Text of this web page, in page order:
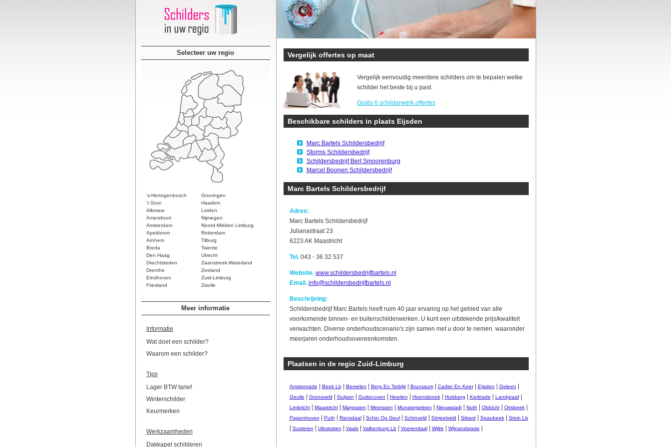
Selecteer uw regio
's-Hertogenbosch
Groningen
't Gooi
Haarlem
Alkmaar
Leiden
Amersfoort
Nijmegen
Amsterdam
Noord-Midden Limburg
Apeldoorn
Rotterdam
Arnhem
Tilburg
Breda
Twente
Den Haag
Utrecht
Drechtsteden
Zaanstreek-Waterland
Drenthe
Zeeland
Eindhoven
Zuid-Limburg
Friesland
Zwolle
Meer informatie
Informatie
Wat doet een schilder?
Waarom een schilder?
Tips
Lager BTW tarief
Winterschilder
Keurmerken
Werkzaamheden
Dakkapel schilderen
Vergelijk offertes op maat
Vergelijk eenvoudig meerdere schilders om te bepalen welke
schilder het beste bij u past.
Gratis 6 schilderwerk offertes
Beschikbare schilders in plaats Eijsden
Marc Bartels Schildersbedrijf
Storms Schildersbedrijf
Schildersbedrijf Bert Smoorenburg
Marcel Boonen Schildersbedrijf
Marc Bartels Schildersbedrijf
Adres:
Marc Bartels Schildersbedrijf
Julianastraat 23
6223 AK Maastricht
Tel.043 - 36 32 537
Website. www.schildersbedrijfbartels.nl
Email. info@schildersbedrijfbartels.nl
Beschrijving:
Schildersbedrijf Marc Bartels heeft ruim 40 jaar ervaring op het gebied van alle
voorkomende binnen- en buitenschilderwerken. U kunt een uitstekende prijs/kwaliteit
verwachten. Diverse onderhoudscenario's zijn samen met u door te nemen. waaronder
meerjaren onderhoudsovereenkomsten.
Plaatsen in de regio Zuid-Limburg
Amstenrade Beek Lb| Bemelen Berg En Terblijt| Brunssum| Cadier En Keer| Eijsden Geleen
Geulle Gronsveld Gulpen Guttecoven Heerlen Hoensbroek| Hulsberg Kerkrade Landgraaf|
Limbricht| Maastricht| Margraten Meerssen Munstergeleen Nieuwstadt| Nuth Obbicht| Oirsbeek|
Papenhoven Puth Ransdaal| Schin Op Geul| Schinveld Simpelveld Sittard Spaubeek| Stein Lb
Susteren Ulestraten Vaals| Valkenburg Lb| Voerendaal| Wijlre Wijnandsrade